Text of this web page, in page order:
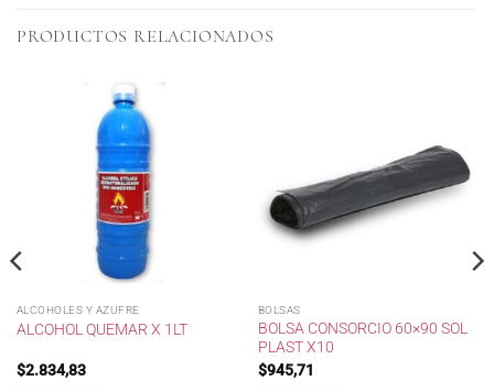
PRODUCTOS RELACIONADOS
ALCOHOLES Y AZUFRE
ALCOHOL QUEMAR X 1LT
$2.834,83
BOLSAS
BOLSA CONSORCIO 60×90 SOL
PLAST X10
$945,71